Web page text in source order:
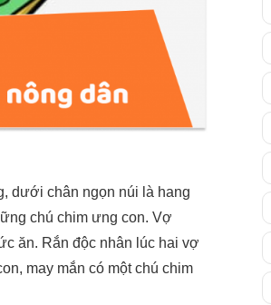
dưới chân ngọn núi là hang
chú chim ưng con. Vợ
ăn. Rắn độc nhân lúc hai vợ
may mắn có một chú chim